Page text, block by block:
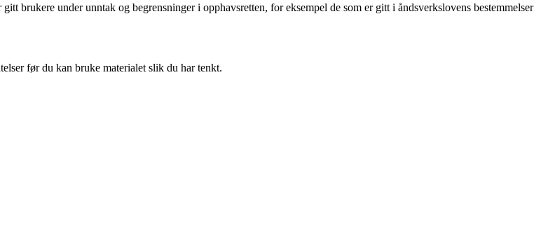
brukere under unntak og begrensninger i opphavsretten, for eksempel de som er gitt i åndsverkslovens bestemmelser
før du kan bruke materialet slik du har tenkt.